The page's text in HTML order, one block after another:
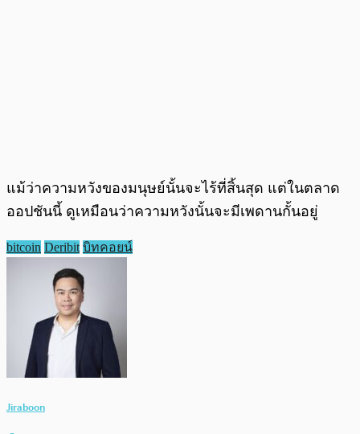
แม้ว่าความหวังของมนุษย์นั้นจะไร้ที่สิ้นสุด แต่ในตลาด
ออปชันนี้ ดูเหมือนว่าความหวังนั้นจะมีเพดานกั้นอยู่
bitcoin Deribit บิทคอยน์
Jiraboon